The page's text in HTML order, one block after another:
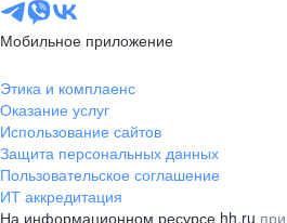
Мобильное приложение
Этика и комплаенс
Оказание услуг
Использование сайтов
Защита персональных данных
Пользовательское соглашение
ИТ аккредитация
На информационном ресурсе hh.ru